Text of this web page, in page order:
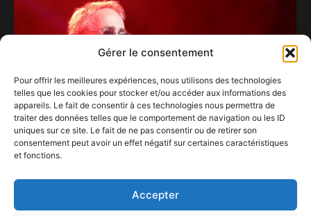
Gérer le consentement
Pour offrir les meilleures expériences, nous utilisons des technologies
telles que les cookies pour stocker et/ou accéder aux informations des
appareils. Le fait de consentir à ces technologies nous permettra de
traiter des données telles que le comportement de navigation ou les ID
uniques sur ce site. Le fait de ne pas consentir ou de retirer son
consentement peut avoir un effet négatif sur certaines caractéristiques
et fonctions.
Accepter
21 juillet 2024